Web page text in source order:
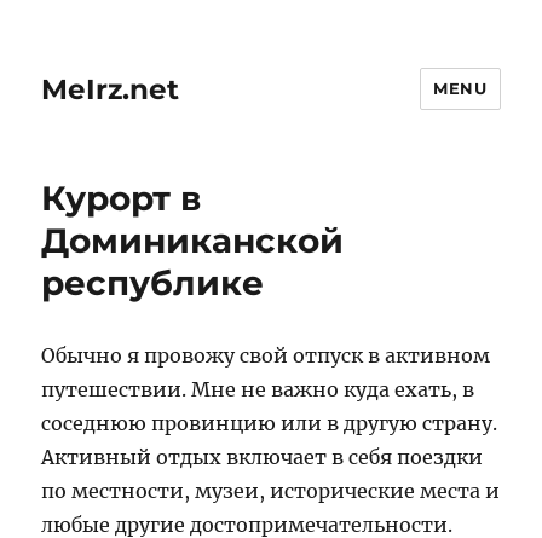
MeIrz.net MENU
Курорт в
Доминиканской
республике
Обычно я провожу свой отпуск в активном
путешествии. Мне не важно куда ехать, в
соседнюю провинцию или в другую страну.
Активный отдых включает в себя поездки
по местности, музеи, исторические места и
любые другие достопримечательности.